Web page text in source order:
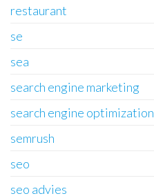
restaurant
se
sea
search engine marketing
search engine optimization
semrush
seo
seo advies